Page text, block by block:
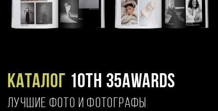
Каталог 10TH 35AWARDS
ЛУЧШИЕ ФОТО И ФОТОГРАФЫ